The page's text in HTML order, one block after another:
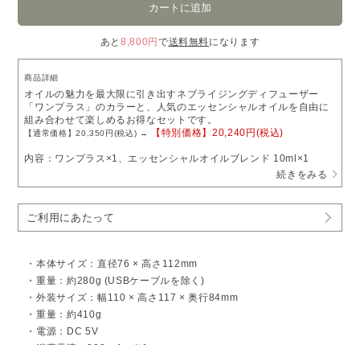
あと8,800円 で送料無料になります
商品詳細
オイルの魅力を最大限に引き出すネブライジングディフューザー
「ワンプラス」のカラーと、人気のエッセンシャルオイルを自由に
組み合わせて楽しめるお得なセットです。
【通常価格】20,350円(税込) → 【特別価格】20,240円(税込)
内容：ワンプラス×1、エッセンシャルオイルブレンド 10ml×1
ネブライジングディフューザー ワン プラス
空間へ拡散するネブライザー式ディフューザー。
オイル本来のピュアな香りを、空間いっぱいに楽しめます。
ホワイト/グレー
□特長
・コードレスで使える充電式（Type-C対応 / 約3時間の充電で最長
約40時間稼働）
・3段階タイマー（2時間 / 6時間 / 12時間）搭載で、安心の自動オ
フ機能付き
続きをみる
ご利用にあたって
・本体サイズ：直径76 × 高さ112mm
・重量：約280g (USBケーブルを除く)
・外装サイズ：幅110 × 高さ117 × 奥行84mm
・重量：約410g
・電源：DC 5V